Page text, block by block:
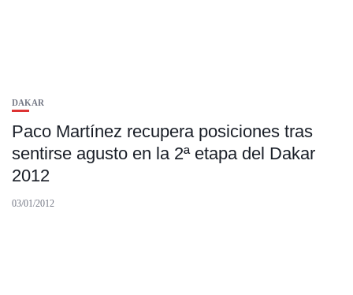
DAKAR
Paco Martínez recupera posiciones tras
sentirse agusto en la 2ª etapa del Dakar
2012
03/01/2012